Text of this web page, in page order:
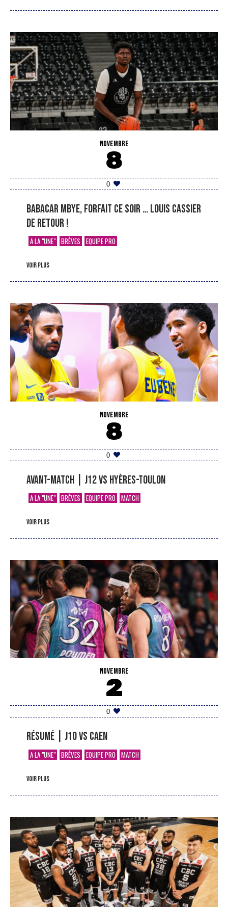
NOVEMBRE
8
0
Babacar Mbye, forfait ce soir … Louis Cassier
de retour !
A LA "UNE" BRÈVES EQUIPE PRO
voir plus
NOVEMBRE
8
0
Avant-match | J12 vs Hyères-Toulon
A LA "UNE" BRÈVES EQUIPE PRO MATCH
voir plus
NOVEMBRE
2
0
Résumé | J10 vs Caen
A LA "UNE" BRÈVES EQUIPE PRO MATCH
voir plus